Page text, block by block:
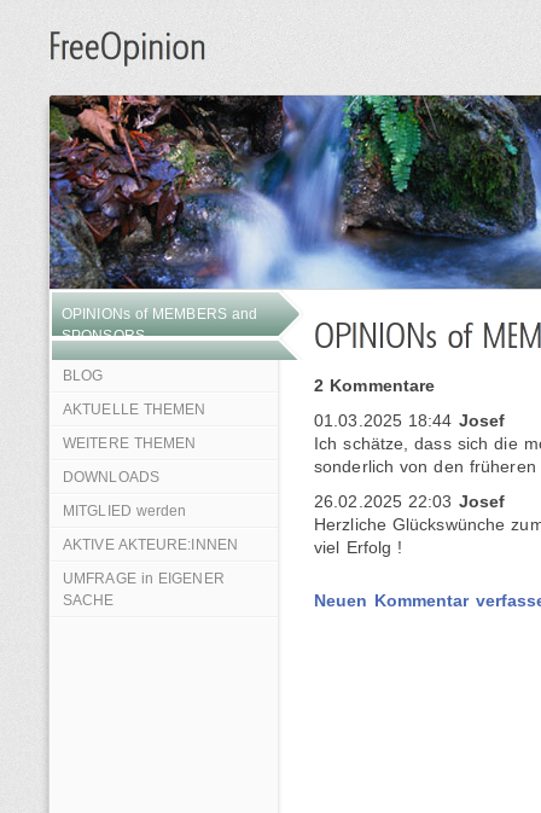
OPINIONs of MEMBERS and
SPONSORS
BLOG
AKTUELLE THEMEN
WEITERE THEMEN
DOWNLOADS
MITGLIED werden
AKTIVE AKTEURE:INNEN
UMFRAGE in EIGENER
SACHE
2 Kommentare
01.03.2025 18:44 Josef
Ich schätze, dass sich die
sonderlich von den
26.02.2025 22:03 Josef
Herzliche Glückswünche
viel Erfolg !
Neuen Kommentar